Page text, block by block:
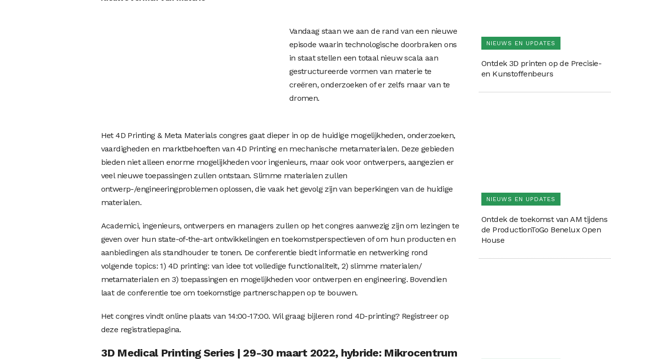
Vandaag staan we aan de rand van een nieuwe
episode waarin technologische doorbraken ons
in staat stellen een totaal nieuw scala aan
gestructureerde vormen van materie te
creëren, onderzoeken of er zelfs maar van te
dromen.
Het 4D Printing & Meta Materials congres gaat dieper in op de huidige mogelijkheden, onderzoeken,
vaardigheden en marktbehoeften van 4D Printing en mechanische metamaterialen. Deze gebieden
bieden niet alleen enorme mogelijkheden voor ingenieurs, maar ook voor ontwerpers, aangezien er
veel nieuwe toepassingen zullen ontstaan. Slimme materialen zullen
ontwerp-/engineeringproblemen oplossen, die vaak het gevolg zijn van beperkingen van de huidige
materialen.
Academici, ingenieurs, ontwerpers en managers zullen op het congres aanwezig zijn om lezingen te
geven over hun state-of-the-art ontwikkelingen en toekomstperspectieven of om hun producten en
aanbiedingen als standhouder te tonen. De conferentie biedt informatie en netwerking rond
volgende topics: 1) 4D printing: van idee tot volledige functionaliteit, 2) slimme materialen/
metamaterialen en 3) toepassingen en mogelijkheden voor ontwerpen en engineering. Bovendien
laat de conferentie toe om toekomstige partnerschappen op te bouwen.
Het congres vindt online plaats van 14:00-17:00. Wil graag bijleren rond 4D-printing? Registreer op
deze registratiepagina.
3D Medical Printing Series| 29-30 maart 2022, hybride: Mikrocentrum
NIEUWS EN UPDATES
Ontdek 3D printen op de Precisie-
en Kunstoffenbeurs
NIEUWS EN UPDATES
Ontdek de toekomst van AM tijdens
de ProductionToGo Benelux Open
House